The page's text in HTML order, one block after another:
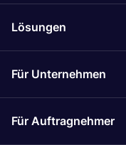
Lösungen
Für Unternehmen
Für Auftragnehmer